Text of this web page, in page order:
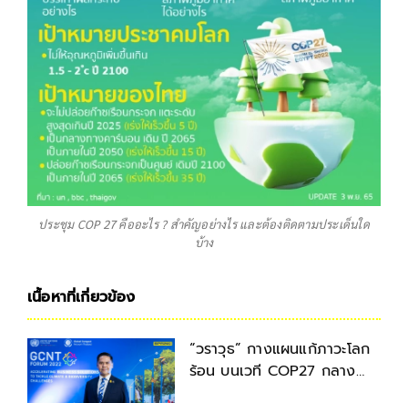
ประชุม COP 27 คืออะไร ? สำคัญอย่างไร และต้องติดตามประเด็นใด
บ้าง
เนื้อหาที่เกี่ยวข้อง
“วราวุธ” กางแผนแก้ภาวะโลก
ร้อน บนเวที COP27 กลาง